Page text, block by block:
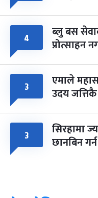
४ ब्लु बस
प्रोत्साहन
३ एमाले
उदय
३ सिरहामा
छानबिन